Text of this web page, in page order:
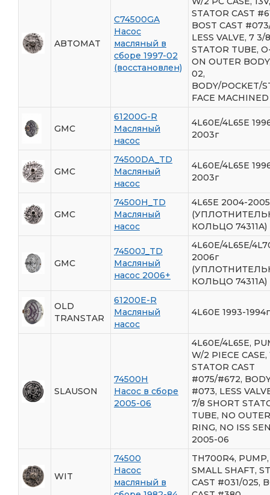
ABTOMAT
C74500GA
Насос
масляный в
сборе 1997-02
(восстановлен)
STATOR CAST
BOST CAST
LESS VALVE, 7 3/
STATOR TUBE,
ON OUTER
02,
BODY/POCKET/
FACE MACHINED
GMC
61200G-R
Масляный
насос
4L60E/4L65E
2003г
GMC
74500DA_TD
Масляный
насос
4L60E/4L65E
2003г
GMC
74500H_TD
Масляный
насос
4L65E 2004-
КОЛЬЦО 74311A)
GMC
74500J_TD
Масляный
насос 2006+
4L60E/4L65E/
2006г
КОЛЬЦО 74311A)
OLD
TRANSTAR
61200E-R
Масляный
насос
4L60E 1993-1994г
SLAUSON
74500H
Насос в сборе
2005-06
4L60E/4L65E,
W/2 PIECE CASE,
STATOR CAST
#075/#672,
#073, LESS
7/8 SHORT
TUBE, NO
RING, NO ISS
2005-06
WIT
74500
Насос
масляный в
TH700R4, PUMP,
SMALL SHAFT,
CAST #031/025,